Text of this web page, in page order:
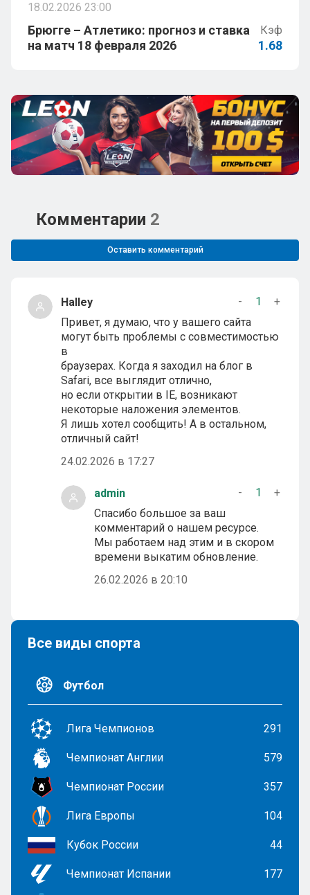
18.02.2026 23:00
Брюгге – Атлетико: прогноз и ставка
на матч 18 февраля 2026
Кэф
1.68
Комментарии 2
Оставить комментарий
Halley - 1
+
Привет, я думаю, что у вашего сайта
могут быть проблемы с совместимостью
в
браузерах. Когда я заходил на блог в
Safari, все выглядит отлично,
но если открытии в IE, возникают
некоторые наложения элементов.
Я лишь хотел сообщить! А в остальном,
отличный сайт!
24.02.2026 в 17:27
admin - 1
+
Спасибо большое за ваш
комментарий о нашем ресурсе.
Мы работаем над этим и в скором
времени выкатим обновление.
26.02.2026 в 20:10
Все виды спорта
Футбол
Лига Чемпионов 291
Чемпионат Англии 579
Чемпионат России 357
Лига Европы 104
Кубок России 44
Чемпионат Испании 177